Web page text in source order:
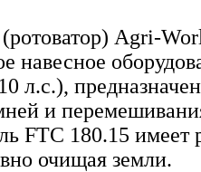
Agri-
навесное
л.с.),
и
FTC 180.15
очищая земли.